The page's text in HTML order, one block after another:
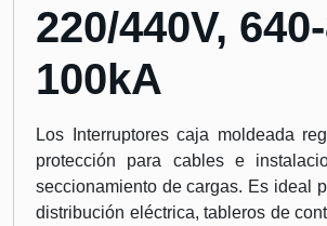
220/440V,
100kA
Los Interruptores caja moldeada
protección para cables e
seccionamiento de cargas. Es ideal
distribución eléctrica, tableros de